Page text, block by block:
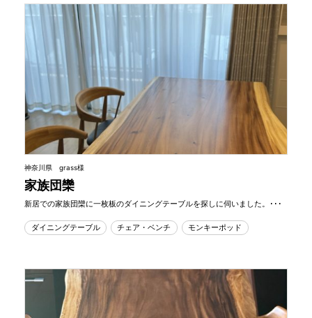
神奈川県 grass様
家族団欒
新居での家族団欒に一枚板のダイニングテーブルを探しに伺いました。･･･
ダイニングテーブル チェア・ベンチ モンキーポッド